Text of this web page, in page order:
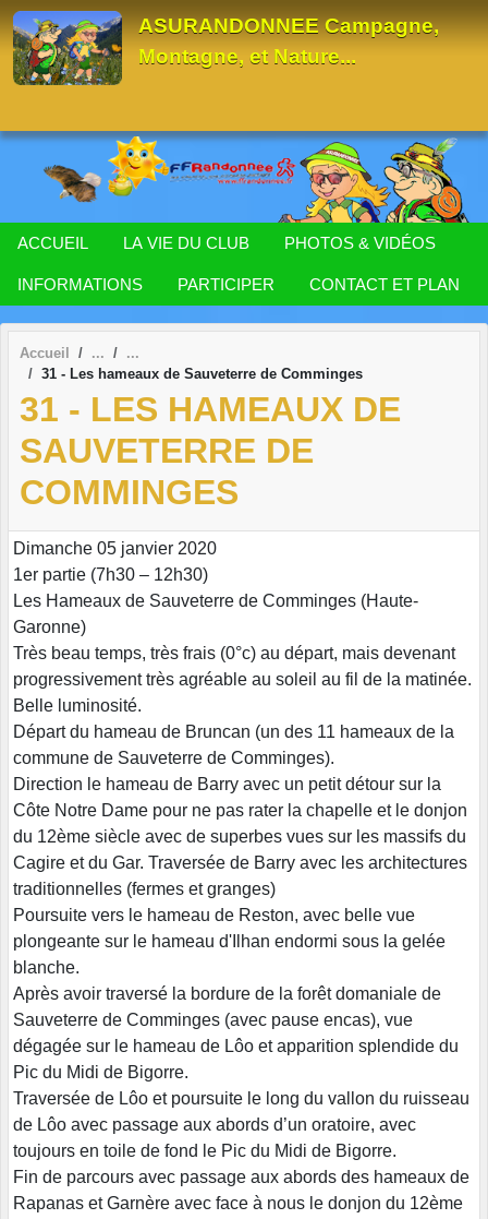
ASURANDONNEE Campagne,
Montagne, et Nature...
ACCUEIL LA VIE DU CLUB PHOTOS & VIDÉOS
INFORMATIONS PARTICIPER CONTACT ET PLAN
Accueil
31 - Les hameaux de Sauveterre de Comminges
31 - LES HAMEAUX DE
SAUVETERRE DE
COMMINGES
Dimanche 05 janvier 2020
1er partie (7h30 – 12h30)
Les Hameaux de Sauveterre de Comminges (Haute-
Garonne)
Très beau temps, très frais (0°c) au départ, mais devenant
progressivement très agréable au soleil au fil de la matinée.
Belle luminosité.
Départ du hameau de Bruncan (un des 11 hameaux de la
commune de Sauveterre de Comminges).
Direction le hameau de Barry avec un petit détour sur la
Côte Notre Dame pour ne pas rater la chapelle et le donjon
du 12ème siècle avec de superbes vues sur les massifs du
Cagire et du Gar. Traversée de Barry avec les architectures
traditionnelles (fermes et granges)
Poursuite vers le hameau de Reston, avec belle vue
plongeante sur le hameau d'Ilhan endormi sous la gelée
blanche.
Après avoir traversé la bordure de la forêt domaniale de
Sauveterre de Comminges (avec pause encas), vue
dégagée sur le hameau de Lôo et apparition splendide du
Pic du Midi de Bigorre.
Traversée de Lôo et poursuite le long du vallon du ruisseau
de Lôo avec passage aux abords d’un oratoire, avec
toujours en toile de fond le Pic du Midi de Bigorre.
Fin de parcours avec passage aux abords des hameaux de
Rapanas et Garnère avec face à nous le donjon du 12ème
Panneau de gestion des cookies